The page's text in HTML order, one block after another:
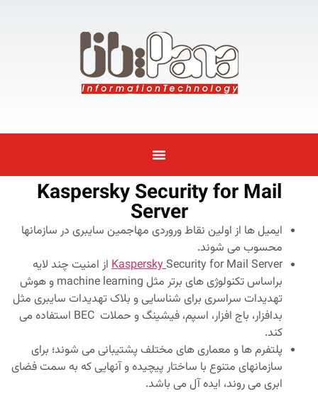
Kaspersky Security for Mail
Server
ایمیل ها از اولین نقاط وروردی مهاجمین سایبری در سازمانها
محسوب می شوند.
Kaspersky Security for Mail Server از امنیت چند لایه
براساس تکنولوژی های برتر مثل machine learning و هوش
تهدیدات سراسری برای شناسایی و بلاک تهدیدات سایبری مثل
بدافزار، باج افزار، اسپم، فیشینگ و حملات BEC استفاده می
کند.
پلتفرم ها و معماری های مختلف پشتیبانی می شوند؛ برای
سازمانهای متنوع با ساختار پیچیده و آنهایی که به سمت فضای
ابری می روند، ایده آل می باشد.